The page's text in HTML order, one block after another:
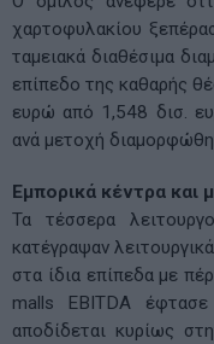
χαρτοφυλακίου
ταμειακά διαθέσιμα
επίπεδο της καθαρής
ευρώ από 1,548 δισ.
ανά μετοχή
Εμπορικά κέντρα και
Τα τέσσερα
κατέγραψαν
στα ίδια επίπεδα με
malls EBITDA
αποδίδεται κυρίως